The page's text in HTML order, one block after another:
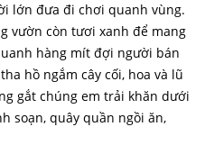
lớn đưa đi chơi quanh vùng.
vườn còn tươi xanh để mang
hàng mít đợi người bán
hồ ngắm cây cối, hoa và lũ
gắt chúng em trải khăn dưới
soạn, quây quần ngồi ăn,